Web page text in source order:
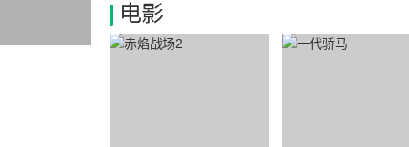
电影